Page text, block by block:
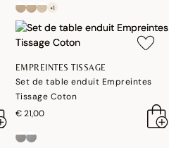
+1
EMPREINTES TISSAGE
Set de table enduit Empreintes
Tissage Coton
€ 21,00